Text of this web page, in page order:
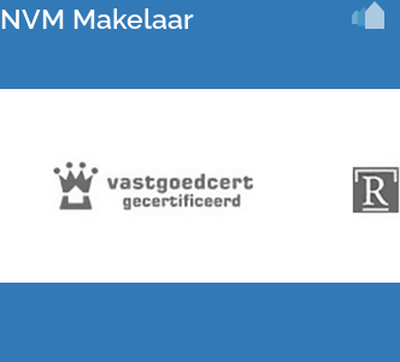
NVM Makelaar